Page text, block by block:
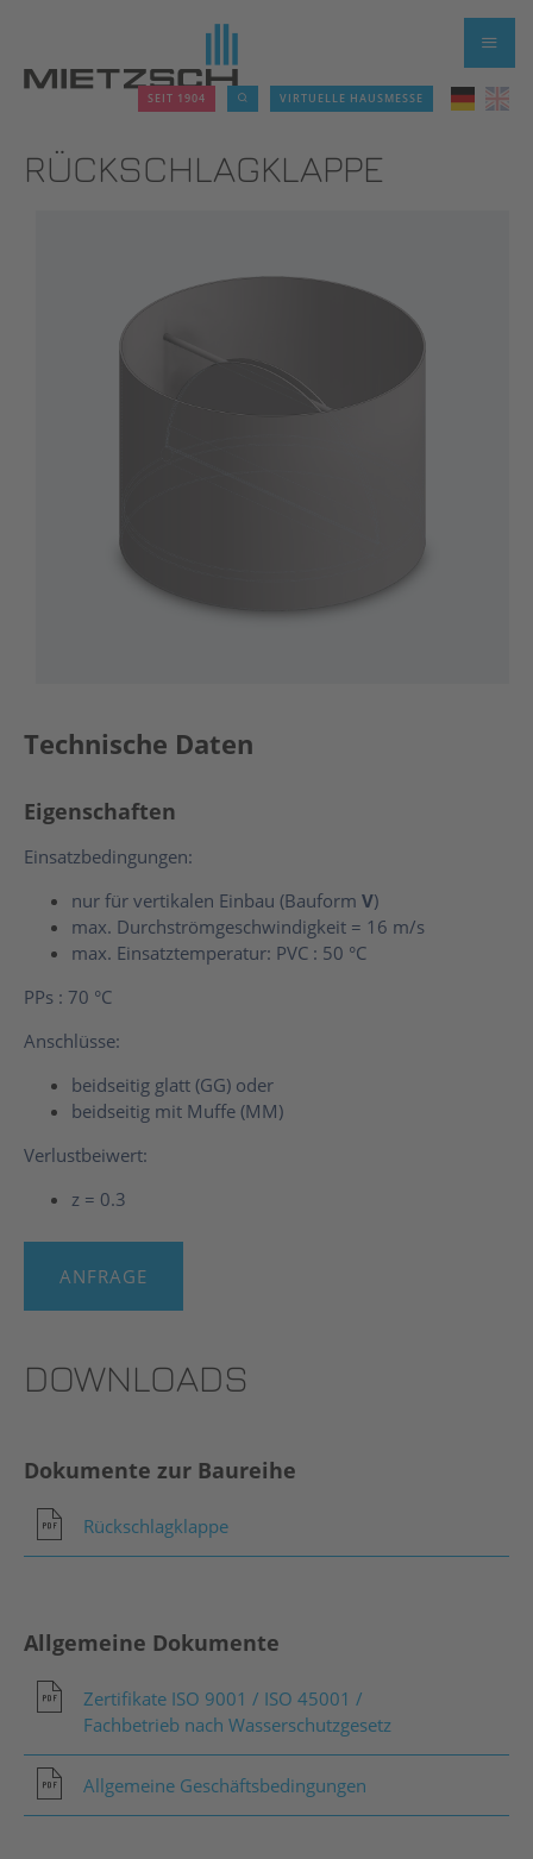
SEIT 1904 VIRTUELLE HAUSMESSE
RÜCKSCHLAGKLAPPE
Technische Daten
Eigenschaften
Einsatzbedingungen:
nur für vertikalen Einbau (Bauform V)
max. Durchströmgeschwindigkeit = 16 m/s
max. Einsatztemperatur: PVC : 50 °C
PPs : 70 °C
Anschlüsse:
beidseitig glatt (GG) oder
beidseitig mit Muffe (MM)
Verlustbeiwert:
z = 0.3
ANFRAGE
DOWNLOADS
Dokumente zur Baureihe
Rückschlagklappe
Allgemeine Dokumente
Zertifikate ISO 9001 / ISO 45001 /
Fachbetrieb nach Wasserschutzgesetz
Allgemeine Geschäftsbedingungen